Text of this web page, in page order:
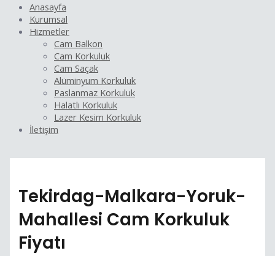
Anasayfa
Kurumsal
Hizmetler
Cam Balkon
Cam Korkuluk
Cam Saçak
Alüminyum Korkuluk
Paslanmaz Korkuluk
Halatlı Korkuluk
Lazer Kesim Korkuluk
İletişim
Tekirdag-Malkara-Yoruk-
Mahallesi Cam Korkuluk
Fiyatı